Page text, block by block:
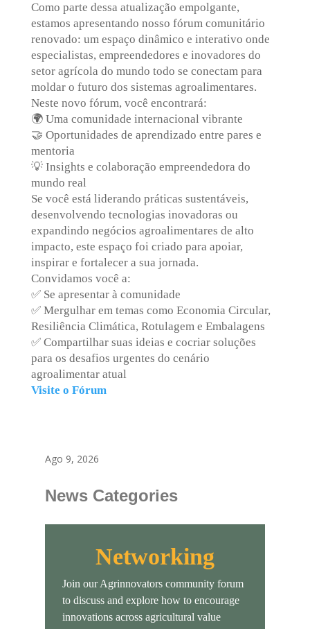
Como parte dessa atualização empolgante,
estamos apresentando nosso fórum comunitário
renovado: um espaço dinâmico e interativo onde
especialistas, empreendedores e inovadores do
setor agrícola do mundo todo se conectam para
moldar o futuro dos sistemas agroalimentares.
Neste novo fórum, você encontrará:
🌍 Uma comunidade internacional vibrante
🤝 Oportunidades de aprendizado entre pares e
mentoria
💡 Insights e colaboração empreendedora do
mundo real
Se você está liderando práticas sustentáveis,
desenvolvendo tecnologias inovadoras ou
expandindo negócios agroalimentares de alto
impacto, este espaço foi criado para apoiar,
inspirar e fortalecer a sua jornada.
Convidamos você a:
✅ Se apresentar à comunidade
✅ Mergulhar em temas como Economia Circular,
Resiliência Climática, Rotulagem e Embalagens
✅ Compartilhar suas ideias e cocriar soluções
para os desafios urgentes do cenário
agroalimentar atual
Visite o Fórum
Ago 9, 2026
News Categories
Networking
Join our Agrinnovators community forum
to discuss and explore how to encourage
innovations across agricultural value